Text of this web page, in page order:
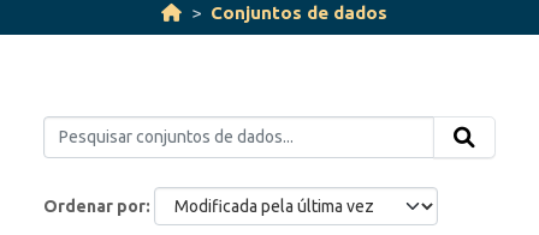
Conjuntos de dados
Ordenar por